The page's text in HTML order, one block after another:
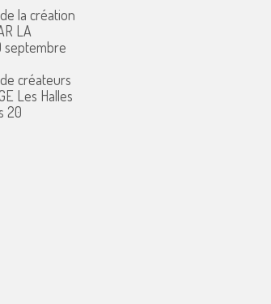
la création
LA
septembre
créateurs
Les Halles
20